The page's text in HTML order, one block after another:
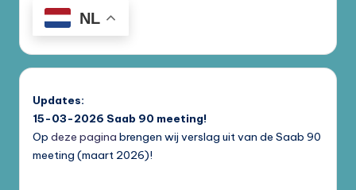
NL
Updates:
15-03-2026 Saab 90 meeting!
Op deze pagina brengen wij verslag uit van de Saab 90
meeting (maart 2026)!